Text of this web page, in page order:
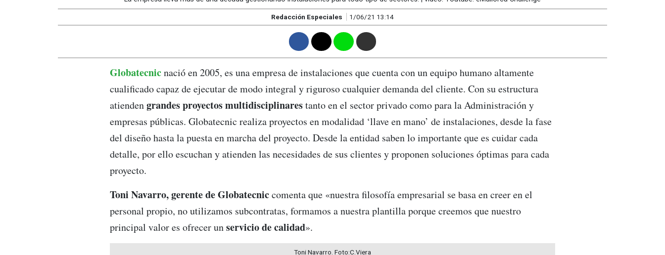
Redacción Especiales 1/06/21 13:14
Globatecnicnació en 2005, es una empresa de instalaciones que cuenta con un equipo humano altamente
cualificado capaz de ejecutar de modo integral y riguroso cualquier demanda del cliente. Con su estructura
atiendengrandes proyectos multidisciplinarestanto en el sector privado como para la Administración y
empresas públicas. Globatecnic realiza proyectos en modalidad ‘llave en mano’ de instalaciones, desde la fase
del diseño hasta la puesta en marcha del proyecto. Desde la entidad saben lo importante que es cuidar cada
detalle, por ello escuchan y atienden las necesidades de sus clientes y proponen soluciones óptimas para cada
proyecto.
Toni Navarro, gerente de Globatecniccomenta que «nuestra filosofía empresarial se basa en creer en el
personal propio, no utilizamos subcontratas, formamos a nuestra plantilla porque creemos que nuestro
principal valor es ofrecer unservicio de calidad».
Toni Navarro. Foto:C.Viera